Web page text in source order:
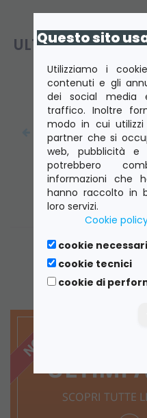
ULTIMI
DELL Latitude 7330
512GB SSD M.2-
13.3" Win 11 Pro -
Questo sito
Utilizziamo i
contenuti e gli
dei social media
traffico. Inoltre
modo in cui
partner che si
web, pubblicità
potrebbero
informazioni che
hanno raccolto in
loro servizi.
Cookie
cookie necessari
cookie tecnici
cookie di